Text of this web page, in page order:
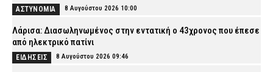
ΑΣΤΥΝΟΜΙΑ 8 Αυγούστου 2026 10:00
Λάρισα: Διασωληνωμένος στην εντατική ο 43χρονος που έπεσε
από ηλεκτρικό πατίνι
ΕΙΔΗΣΕΙΣ 8 Αυγούστου 2026 09:46